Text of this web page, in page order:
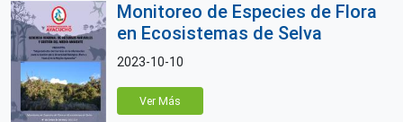
Monitoreo de Especies de Flora
en Ecosistemas de Selva
2023-10-10
Ver Más